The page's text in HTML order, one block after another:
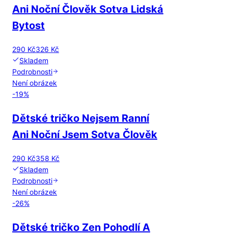
Ani Noční Člověk Sotva Lidská
Bytost
290 Kč326 Kč
Skladem
Podrobnosti
Není obrázek
-19%
Dětské tričko Nejsem Ranní
Ani Noční Jsem Sotva Člověk
290 Kč358 Kč
Skladem
Podrobnosti
Není obrázek
-26%
Dětské tričko Zen Pohodlí A